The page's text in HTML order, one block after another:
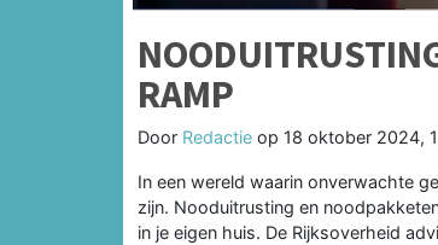
RAMP
Door Redactie op 18 oktober 2024,
In een wereld waarin onverwachte
zijn. Nooduitrusting en
in je eigen huis. De Rijksoverheid